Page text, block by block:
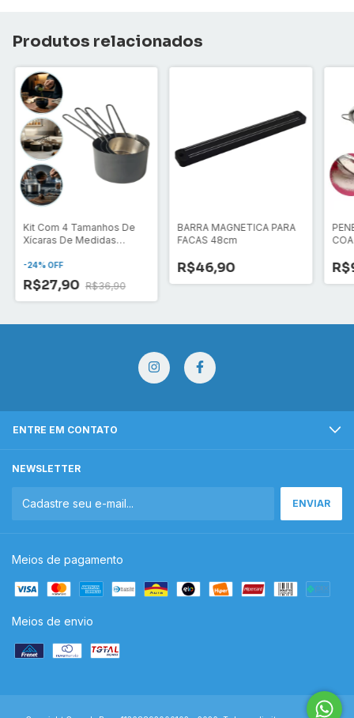
Produtos relacionados
Kit Com 4 Tamanhos De
Xícaras De Medidas
-24% OFF
R$27,90 R$36,90
BARRA MAGNETICA PARA
FACAS 48cm
R$46,90
ENTRE EM CONTATO
NEWSLETTER
Meios de pagamento
Meios de envio